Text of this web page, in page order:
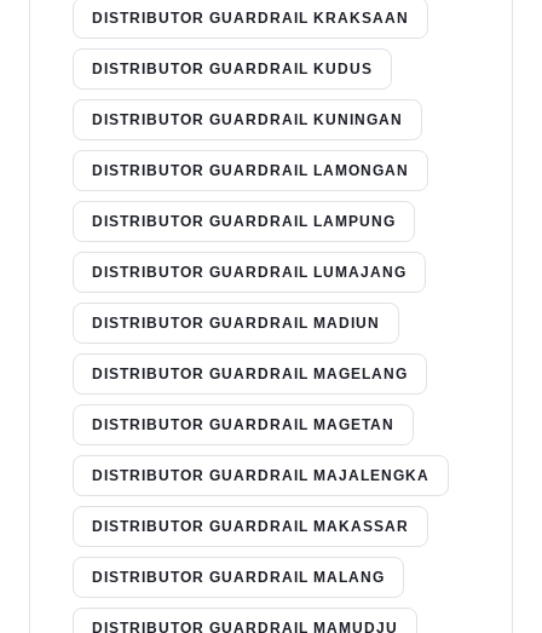
DISTRIBUTOR GUARDRAIL KRAKSAAN
DISTRIBUTOR GUARDRAIL KUDUS
DISTRIBUTOR GUARDRAIL KUNINGAN
DISTRIBUTOR GUARDRAIL LAMONGAN
DISTRIBUTOR GUARDRAIL LAMPUNG
DISTRIBUTOR GUARDRAIL LUMAJANG
DISTRIBUTOR GUARDRAIL MADIUN
DISTRIBUTOR GUARDRAIL MAGELANG
DISTRIBUTOR GUARDRAIL MAGETAN
DISTRIBUTOR GUARDRAIL MAJALENGKA
DISTRIBUTOR GUARDRAIL MAKASSAR
DISTRIBUTOR GUARDRAIL MALANG
DISTRIBUTOR GUARDRAIL MAMUDJU